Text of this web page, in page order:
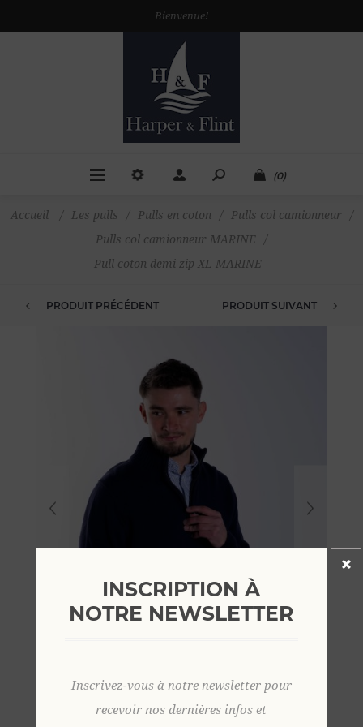
Bienvenue!
(0)
Accueil / Les pulls / Pulls en coton / Pulls col camionneur
/
Pulls col camionneur MARINE
/
Pull coton demi zip XL MARINE
PRODUIT PRÉCÉDENT PRODUIT SUIVANT
INSCRIPTION À
NOTRE NEWSLETTER
Inscrivez-vous à notre newsletter pour
recevoir nos dernières infos et